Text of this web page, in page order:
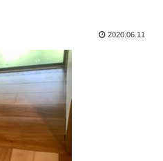
2020.06.11